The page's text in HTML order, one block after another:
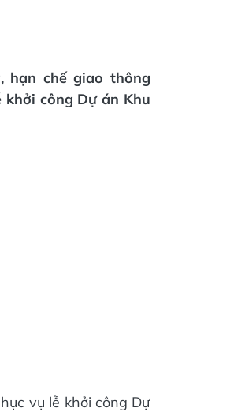
hạn chế giao thông
công Dự án Khu
vụ lễ khởi công Dự